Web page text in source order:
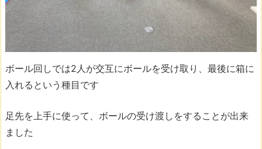
ボール回しでは2人が交互にボールを受け取り、最後に箱に
入れるという種目です
足先を上手に使って、ボールの受け渡しをすることが出来
ました